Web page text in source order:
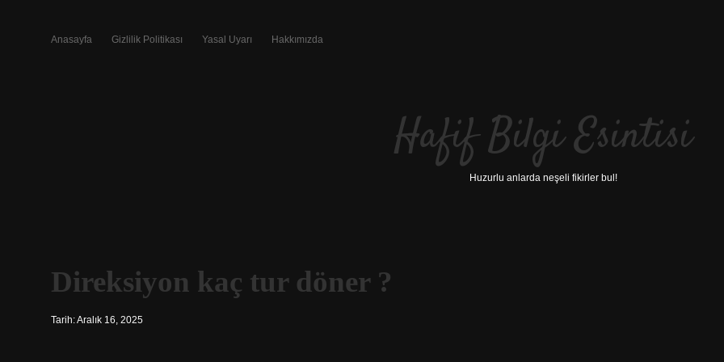
Anasayfa Gizlilik Politikası Yasal Uyarı Hakkımızda
Hafif Bilgi Esintisi
Huzurlu anlarda neşeli fikirler bul!
Direksiyon kaç tur döner ?
Tarih: Aralık 16, 2025